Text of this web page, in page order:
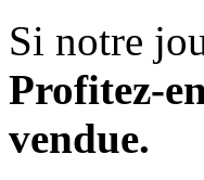
Si notre
Profitez-
vendue.